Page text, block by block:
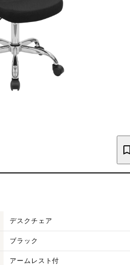
デスクチェア
ブラック
アームレスト付